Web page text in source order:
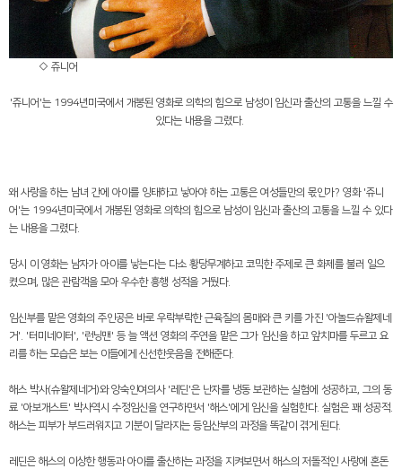
◇ 쥬니어
'쥬니어 '는1994년미국에서 개봉된 영화로 의학의 힘으로 남성이 임신과 출산의 고통을 느낄 수
있다는 내용을 그렸다.
왜 사랑을 하는 남녀 간에 아이를 잉태하고 낳아야 하는 고통은 여성들만의 몫인가? 영화'쥬니
어 '는 1994년미국에서 개봉된 영화로 의학의 힘으로 남성이 임신과 출산의 고통을 느낄 수 있다
는 내용을 그렸다.
당시 이 영화는 남자가 아이를 낳는다는 다소 황당무계하고 코믹한 주제로 큰 화제를 불러 일으
켰으며, 많은 관람객을 모아 우수한 흥행 성적을 거뒀다.
임신부를 맡은 영화의 주인공은 바로 우락부락한 근육질의 몸매와 큰 키를 가진 '아놀드슈왈제네
거'. '터미네이터', '런닝맨' 등 늘 액션 영화의 주연을 맡은 그가 임신을 하고 앞치마를 두르고 요
리를 하는 모습은 보는 이들에게 신선한웃음을 전해준다.
해스 박사(슈왈제네거)와 앙숙인여의사'레딘'은 난자를 냉동 보관하는 실험에 성공하고, 그의 동
료 '아보개스트' 박사역시 수정임신을 연구하면서 '해스'에게 임신을 실험한다. 실험은 꽤 성공적
해스는 피부가 부드러워지고 기분이 달라지는 등임산부의 과정을 똑같이 겪게 된다.
레딘은 해스의 이상한 행동과 아이를 출산하는 과정을 지켜보면서 해스의 저돌적인 사랑에 혼돈